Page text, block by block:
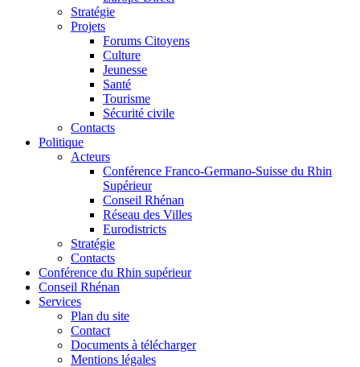
Stratégie
Projets
Forums Citoyens
Culture
Jeunesse
Santé
Tourisme
Sécurité civile
Contacts
Politique
Acteurs
Conférence Franco-Germano-Suisse du Rhin
Supérieur
Conseil Rhénan
Réseau des Villes
Eurodistricts
Stratégie
Contacts
Conférence du Rhin supérieur
Conseil Rhénan
Services
Plan du site
Contact
Documents à télécharger
Mentions légales